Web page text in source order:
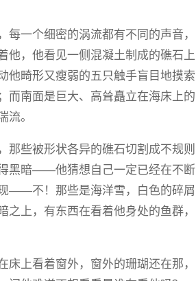
一个细密的涡流都有不同的声音，
他，他看见一侧混凝土制成的礁石上
他畸形又瘦弱的五只触手盲目地摸索
而南面是巨大、高耸矗立在海床上的
流。
那些被形状各异的礁石切割成不规则
黑暗——他猜想自己一定已经在不断
——不！那些是海洋雪，白色的碎屑
上，有东西在看着他身处的鱼群，
上看着窗外，窗外的珊瑚还在那，